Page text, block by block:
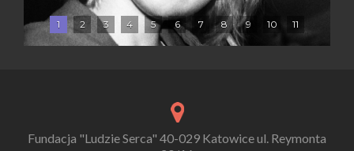
1 2 3 4 5 6 7 8 9 10 11
Fundacja "Ludzie Serca" 40-029 Katowice ul. Reymonta